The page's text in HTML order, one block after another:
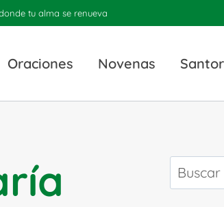
tu alma se renueva
Oraciones Novenas
Buscar: